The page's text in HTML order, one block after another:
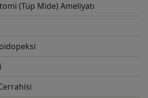
(Tüp Mide) Ameliyatı